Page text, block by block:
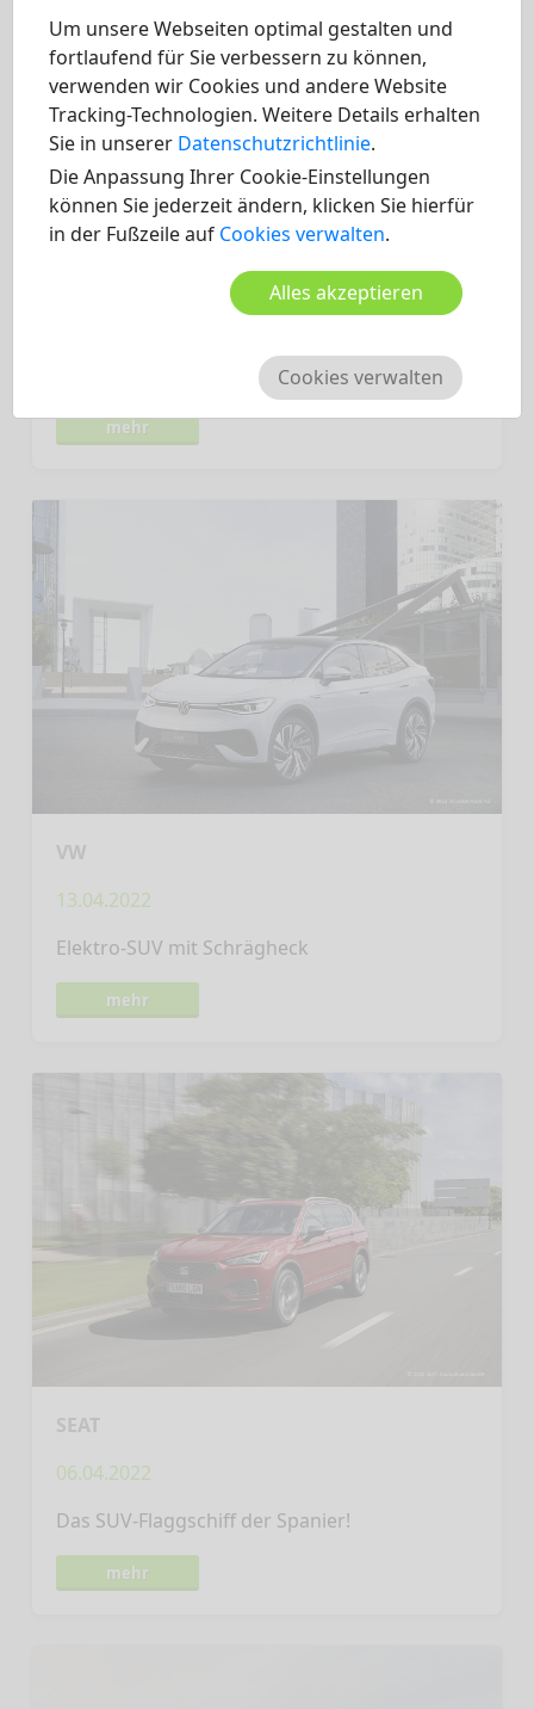
Um unsere Webseiten optimal gestalten und
fortlaufend für Sie verbessern zu können,
verwenden wir Cookies und andere Website
Tracking-Technologien. Weitere Details erhalten
Sie in unserer Datenschutzrichtlinie.
Die Anpassung Ihrer Cookie-Einstellungen
können Sie jederzeit ändern, klicken Sie hierfür
in der Fußzeile auf Cookies verwalten.
Alles akzeptieren
Cookies verwalten
Der Größte in der Volvo Familie
mehr
VW
13.04.2022
Elektro-SUV mit Schrägheck
mehr
SEAT
06.04.2022
Das SUV-Flaggschiff der Spanier!
mehr